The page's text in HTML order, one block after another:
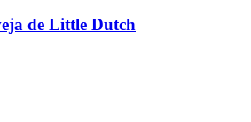
de Little Dutch